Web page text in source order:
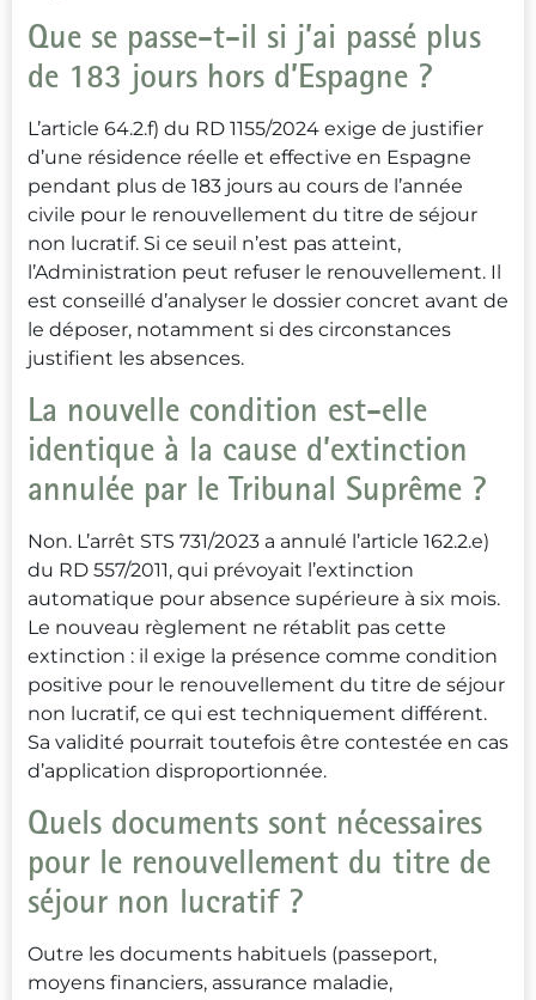
Que se passe-t-il si j’ai passé plus
de 183 jours hors d’Espagne ?
L’article 64.2.f) du RD 1155/2024 exige de justifier
d’une résidence réelle et effective en Espagne
pendant plus de 183 jours au cours de l’année
civile pour le renouvellement du titre de séjour
non lucratif. Si ce seuil n’est pas atteint,
l’Administration peut refuser le renouvellement. Il
est conseillé d’analyser le dossier concret avant de
le déposer, notamment si des circonstances
justifient les absences.
La nouvelle condition est-elle
identique à la cause d’extinction
annulée par le Tribunal Suprême ?
Non. L’arrêt STS 731/2023 a annulé l’article 162.2.e)
du RD 557/2011, qui prévoyait l’extinction
automatique pour absence supérieure à six mois.
Le nouveau règlement ne rétablit pas cette
extinction : il exige la présence comme condition
positive pour le renouvellement du titre de séjour
non lucratif, ce qui est techniquement différent.
Sa validité pourrait toutefois être contestée en cas
d’application disproportionnée.
Quels documents sont nécessaires
pour le renouvellement du titre de
séjour non lucratif ?
Outre les documents habituels (passeport,
moyens financiers, assurance maladie,